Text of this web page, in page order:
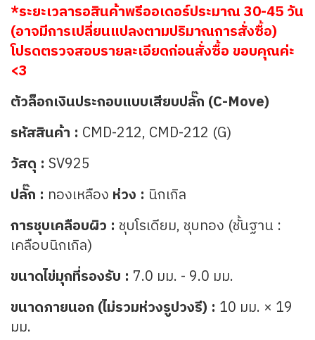
*ระยะเวลารอสินค้าพรีออเดอร์ประมาณ 30-45 วัน
(อาจมีการเปลี่ยนแปลงตามปริมาณการสั่งซื้อ)
โปรดตรวจสอบรายละเอียดก่อนสั่งซื้อ ขอบคุณค่ะ
<3
ตัวล็อกเงินประกอบแบบเสียบปลั๊ก (C-Move)
รหัสสินค้า : CMD-212, CMD-212 (G)
วัสดุ : SV925
ปลั๊ก : ทองเหลือง ห่วง : นิกเกิล
การชุบเคลือบผิว : ชุบโรเดียม, ชุบทอง (ชั้นฐาน :
เคลือบนิกเกิล)
ขนาดไข่มุกที่รองรับ : 7.0 มม. - 9.0 มม.
ขนาดภายนอก (ไม่รวมห่วงรูปวงรี) : 10 มม. × 19
มม.